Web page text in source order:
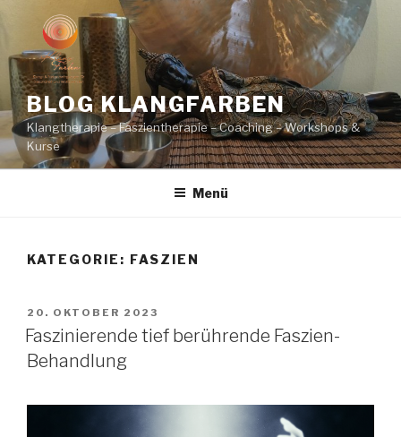
Zum
springen
BLOG KLANGFARBEN
Klangtherapie – Faszientherapie – Coaching – Workshops &
Kurse
Menü
KATEGORIE: FASZIEN
VERÖFFENTLICHT
AM
20. OKTOBER 2023
Faszinierende tief berührende Faszien-
Behandlung